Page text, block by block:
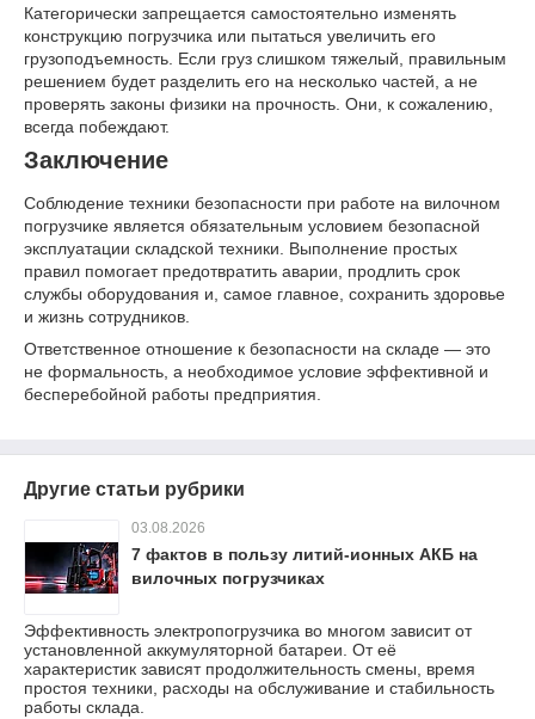
Категорически запрещается самостоятельно изменять
конструкцию погрузчика или пытаться увеличить его
грузоподъемность. Если груз слишком тяжелый, правильным
решением будет разделить его на несколько частей, а не
проверять законы физики на прочность. Они, к сожалению,
всегда побеждают.
Заключение
Соблюдение техники безопасности при работе на вилочном
погрузчике является обязательным условием безопасной
эксплуатации складской техники. Выполнение простых
правил помогает предотвратить аварии, продлить срок
службы оборудования и, самое главное, сохранить здоровье
и жизнь сотрудников.
Ответственное отношение к безопасности на складе — это
не формальность, а необходимое условие эффективной и
бесперебойной работы предприятия.
Другие статьи рубрики
03.08.2026
7 фактов в пользу литий-ионных АКБ на
вилочных погрузчиках
Эффективность электропогрузчика во многом зависит от
установленной аккумуляторной батареи. От её
характеристик зависят продолжительность смены, время
простоя техники, расходы на обслуживание и стабильность
работы склада.